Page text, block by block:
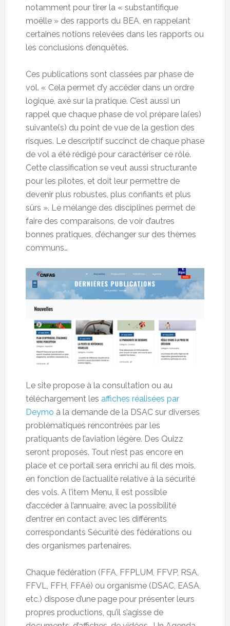
notamment pour tirer la « substantifique
moëlle » des rapports du BEA, en rappelant
certaines notions relevées dans les rapports ou
les conclusions d’enquêtes.
Ces publications sont classées par phase de
vol. « Cela permet d’y accéder dans un ordre
logique, axé sur la pratique. C’est aussi un
rappel que chaque phase de vol prépare la(es)
suivante(s) du point de vue de la gestion des
risques. Le descriptif succinct de chaque phase
de vol a été rédigé pour caractériser ce rôle.
Cette classification se veut aussi structurante
pour les pilotes, et doit leur permettre de
devenir plus robustes, plus confiants et plus
sûrs ». Le mélange des disciplines permet de
faire des comparaisons, de voir d’autres
bonnes pratiques, d’échanger sur des thèmes
communs…
Le site propose à la consultation ou au
téléchargement les affiches réalisées par
Deymo à la demande de la DSAC sur diverses
problèmatiques rencontrées par les
pratiquants de l’aviation légère. Des Quizz
seront proposés. Tout n’est pas encore en
place et ce portail sera enrichi au fil des mois,
en fonction de l’actualité relative à la sécurité
des vols. A l’item Menu, il est possible
d’accéder à l’annuaire, avec la possibilité
d’entrer en contact avec les différents
correspondants Sécurité des fédérations ou
des organismes partenaires.
Chaque fédération (FFA, FFPLUM, FFVP, RSA,
FFVL, FFH, FFAé) ou organisme (DSAC, EASA,
etc.) dispose d’une page pour présenter leurs
propres productions, qu’il s’agisse de